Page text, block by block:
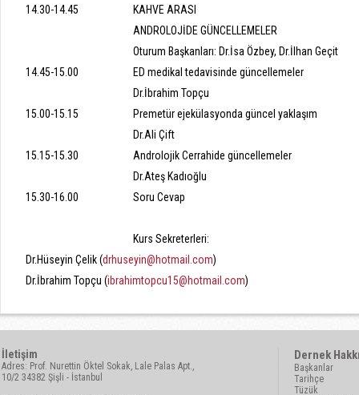
14.30-14.45
KAHVE ARASI
ANDROLOJİDE GÜNCELLEMELER
Oturum Başkanları: Dr.İsa Özbey, Dr.İlhan Geçit
14.45-15.00
ED medikal tedavisinde güncellemeler
Dr.İbrahim Topçu
15.00-15.15
Premetür ejekülasyonda güncel yaklaşım
Dr.Ali Çift
15.15-15.30
Androlojik Cerrahide güncellemeler
Dr.Ateş Kadıoğlu
15.30-16.00
Soru Cevap
Kurs Sekreterleri:
Dr.Hüseyin Çelik (drhuseyin@hotmail.com)
Dr.İbrahim Topçu (ibrahimtopcu15@hotmail.com)
İletişim
Adres: Prof. Nurettin Öktel Sokak, Lale Palas Apt.,
10/2 34382 Şişli - İstanbul
Dernek
Başkanlar
Tarihçe
Tüzük